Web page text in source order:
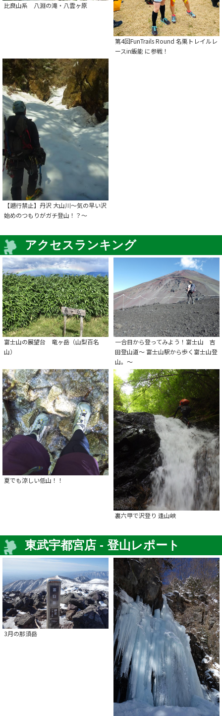
比良山系 八淵の滝・八雲ヶ原
第4回FunTrails Round 名栗トレイルレ
ースin飯能 に参戦！
【遡行禁止】丹沢 大山川～気の早い沢
始めのつもりがガチ登山！？～
アクセスランキング
富士山の展望台 竜ヶ岳（山梨百名
山）
一合目から登ってみよう！富士山 吉
田登山道～ 富士山駅から歩く富士山登
山。～
夏でも涼しい低山！！
裏六甲で沢登り 逢山峡
東武宇都宮店 - 登山レポート
3月の那須岳